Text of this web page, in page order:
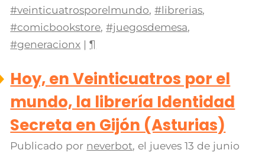
#veinticuatrosporelmundo,#librerias,
#comicbookstore,#juegosdemesa,
#generacionx |¶
Hoy, en Veinticuatros por el
mundo, la librería Identidad
Secreta en Gijón (Asturias)
Publicado por neverbot, el jueves 13 de junio